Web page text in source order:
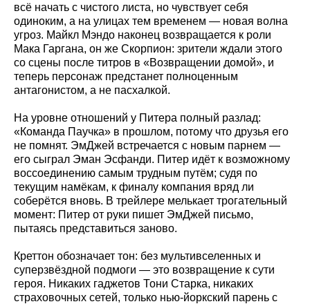
всё начать с чистого листа, но чувствует себя
одиноким, а на улицах тем временем — новая волна
угроз. Майкл Мэндо наконец возвращается к роли
Мака Гаргана, он же Скорпион: зрители ждали этого
со сцены после титров в «Возвращении домой», и
теперь персонаж предстанет полноценным
антагонистом, а не пасхалкой.
На уровне отношений у Питера полный разлад:
«Команда Паучка» в прошлом, потому что друзья его
не помнят. ЭмДжей встречается с новым парнем —
его сыграл Эман Эсфанди. Питер идёт к возможному
воссоединению самым трудным путём; судя по
текущим намёкам, к финалу компания вряд ли
соберётся вновь. В трейлере мелькает трогательный
момент: Питер от руки пишет ЭмДжей письмо,
пытаясь представитьcя заново.
Креттон обозначает тон: без мультивселенных и
суперзвёздной подмоги — это возвращение к сути
героя. Никаких гаджетов Тони Старка, никаких
страховочных сетей, только нью-йоркский парень с